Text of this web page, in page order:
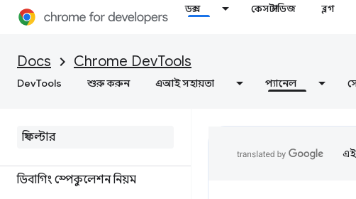
ডক্স কেস স্টাডিজ ব্লগ
Docs Chrome DevTools
DevTools শুরু করুন এআই সহায়তা প্যানেল
দেখুন এবং সম্পাদনা করুন
কুকি দেখুন, যোগ করুন, সম্পাদনা
করুন এবং মুছুন
ব্যাক/ফরওয়ার্ড ক্যাশিং পরীক্ষা
ডিবাগিং স্পেকুলেশন নিয়ম
এই